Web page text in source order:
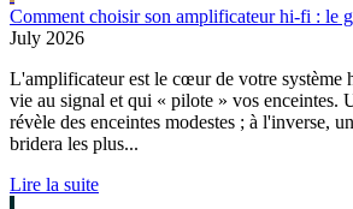
Comment choisir son amplificateur hi-fi : le
July 2026
L'amplificateur est le cœur de votre système
vie au signal et qui « pilote » vos enceintes.
révèle des enceintes modestes ; à l'inverse,
bridera les plus...
Lire la suite